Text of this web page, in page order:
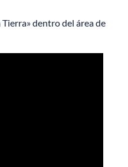
dentro del área de